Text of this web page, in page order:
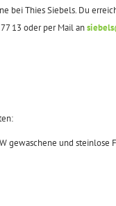
bei Thies Siebels. Du
13 oder per Mail an
gewaschene und steinlose